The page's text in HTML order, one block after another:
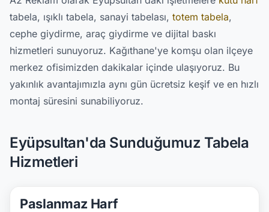
tabela, ışıklı tabela, sanayi tabelası, totem tabela,
cephe giydirme, araç giydirme ve dijital baskı
hizmetleri sunuyoruz. Kağıthane'ye komşu olan ilçeye
merkez ofisimizden dakikalar içinde ulaşıyoruz. Bu
yakınlık avantajımızla aynı gün ücretsiz keşif ve en hızlı
montaj süresini sunabiliyoruz.
Eyüpsultan'da Sunduğumuz Tabela
Hizmetleri
Paslanmaz Harf